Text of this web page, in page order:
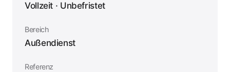
Vollzeit · Unbefristet
Bereich
Außendienst
Referenz